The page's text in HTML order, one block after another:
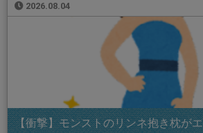
2026.08.04
【衝撃】モンストのリンネ抱き枕が